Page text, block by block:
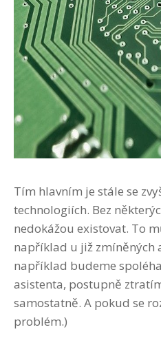
Tím hlavním je stále se
technologiích. Bez
nedokážou existovat. To
například u již zmíněných
například budeme
asistenta, postupně
samostatně. A pokud se
problém.)